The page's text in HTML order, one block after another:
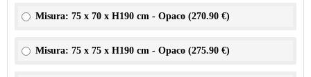
Misura: 75 x 70 x H190 cm - Opaco (270.90 €)
Misura: 75 x 75 x H190 cm - Opaco (275.90 €)